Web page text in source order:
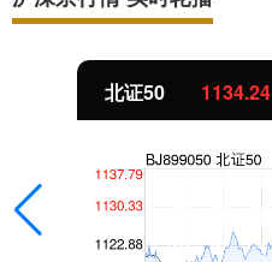
北证50 1134.24